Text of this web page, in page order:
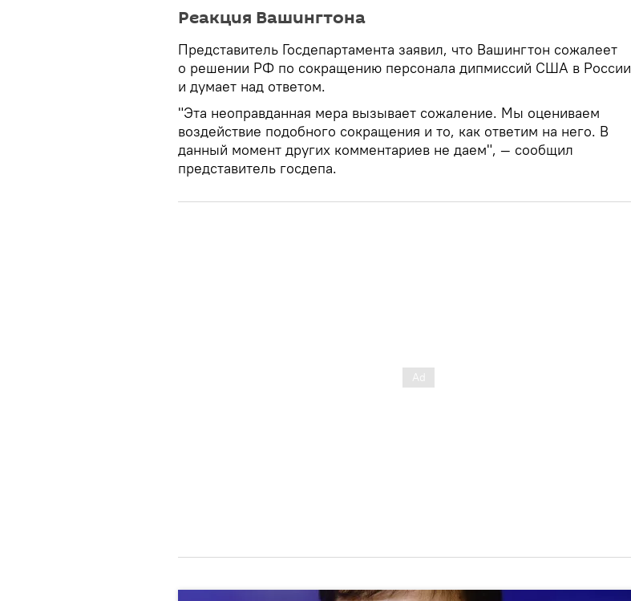
Реакция Вашингтона
Представитель Госдепартамента заявил, что Вашингтон сожалеет
о решении РФ по сокращению персонала дипмиссий США в России
и думает над ответом.
"Эта неоправданная мера вызывает сожаление. Мы оцениваем
воздействие подобного сокращения и то, как ответим на него. В
данный момент других комментариев не даем", — сообщил
представитель госдепа.